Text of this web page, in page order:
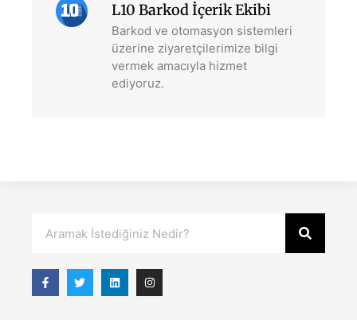
L10 Barkod İçerik Ekibi
Barkod ve otomasyon sistemleri
üzerine ziyaretçilerimize bilgi
vermek amacıyla hizmet
ediyoruz.